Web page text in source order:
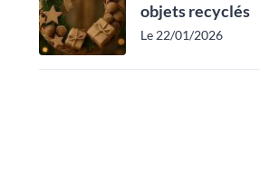
objets recyclés
Le 22/01/2026